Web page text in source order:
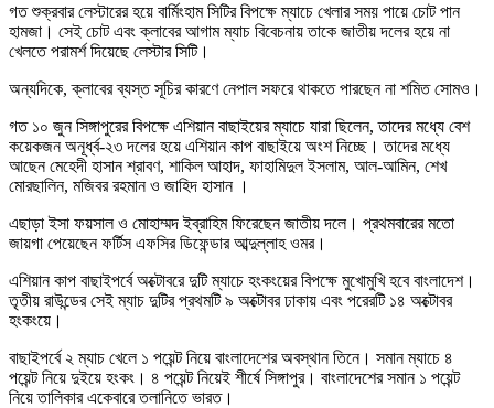
গত শুক্রবার লেস্টারের হয়ে বার্মিংহাম সিটির বিপক্ষে ম্যাচে খেলার সময় পায়ে চোট পান
হামজা। সেই চোট এবং ক্লাবের আগাম ম্যাচ বিবেচনায় তাকে জাতীয় দলের হয়ে না
খেলতে পরামর্শ দিয়েছে লেস্টার সিটি।
অন্যদিকে, ক্লাবের ব্যস্ত সূচির কারণে নেপাল সফরে থাকতে পারছেন না শমিত সোমও।
গত ১০ জুন সিঙ্গাপুরের বিপক্ষে এশিয়ান বাছাইয়ের ম্যাচে যারা ছিলেন, তাদের মধ্যে বেশ
কয়েকজন অনূর্ধ্ব-২৩ দলের হয়ে এশিয়ান কাপ বাছাইয়ে অংশ নিচ্ছে। তাদের মধ্যে
আছেন মেহেদী হাসান শ্রাবণ, শাকিল আহাদ, ফাহামিদুল ইসলাম, আল-আমিন, শেখ
মোরছালিন, মজিবর রহমান ও জাহিদ হাসান ।
এছাড়া ইসা ফয়সাল ও মোহাম্মদ ইব্রাহিম ফিরেছেন জাতীয় দলে। প্রথমবারের মতো
জায়গা পেয়েছেন ফর্টিস এফসির ডিফেন্ডার আব্দুল্লাহ ওমর।
এশিয়ান কাপ বাছাইপর্বে অক্টোবরে দুটি ম্যাচে হংকংয়ের বিপক্ষে মুখোমুখি হবে বাংলাদেশ।
তৃতীয় রাউন্ডের সেই ম্যাচ দুটির প্রথমটি ৯ অক্টোবর ঢাকায় এবং পরেরটি ১৪ অক্টোবর
হংকংয়ে।
বাছাইপর্বে ২ ম্যাচ খেলে ১ পয়েন্ট নিয়ে বাংলাদেশের অবস্থান তিনে। সমান ম্যাচে ৪
পয়েন্ট নিয়ে দুইয়ে হংকং। ৪ পয়েন্ট নিয়েই শীর্ষে সিঙ্গাপুর। বাংলাদেশের সমান ১ পয়েন্ট
নিয়ে তালিকার একেবারে তলানিতে ভারত।